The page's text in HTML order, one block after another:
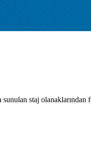
staj olanaklarından